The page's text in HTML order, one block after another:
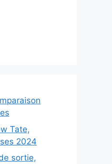
Tate,
2024
sortie,